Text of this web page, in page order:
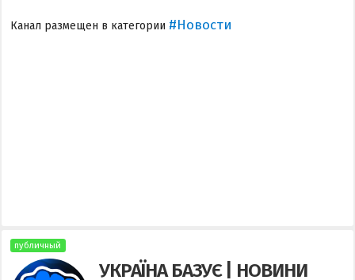
Канал размещен в категории #Новости
публичный
УКРАЇНА БАЗУЄ | НОВИНИ